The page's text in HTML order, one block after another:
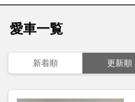
愛車一覧
新着順 更新順